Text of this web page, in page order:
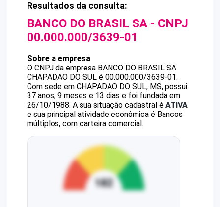
Resultados da consulta:
BANCO DO BRASIL SA - CNPJ
00.000.000/3639-01
Sobre a empresa
O CNPJ da empresa BANCO DO BRASIL SA
CHAPADAO DO SUL é 00.000.000/3639-01.
Com sede em CHAPADAO DO SUL, MS, possui
37 anos, 9 meses e 13 dias e foi fundada em
26/10/1988. A sua situação cadastral é ATIVA
e sua principal atividade econômica é Bancos
múltiplos, com carteira comercial.